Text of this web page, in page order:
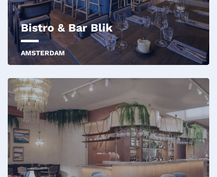
Bistro & Bar Blik
AMSTERDAM